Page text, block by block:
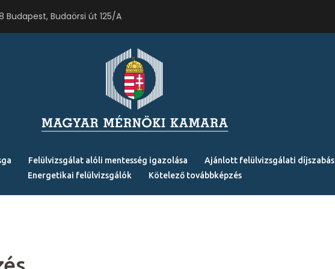
Budapest, Budaörsi út 125/A
Felülvizsgálat alóli mentesség igazolása Ajánlott felülvizsgálati díjszabás
Energetikai felülvizsgálók
Kötelező továbbképzés